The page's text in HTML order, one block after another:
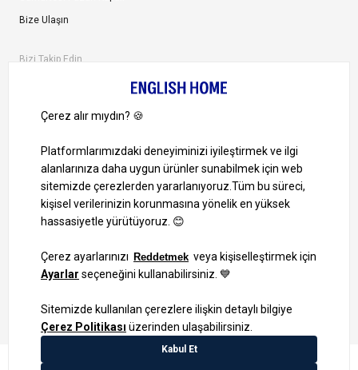
Bize Ulaşın
Bizi Takip Edin
1000 TL ve Üzeri Alışverişlerinizde Kargo Bedava!
Bilgi Toplum Hizmetleri
KVKK Veri İşleme Politikamız
Site Haritası